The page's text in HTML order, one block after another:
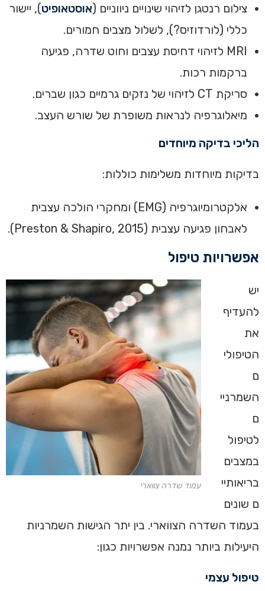
צילום רנטגן לזיהוי שינויים ניווניים (אוסטאופיט), יישור
כללי (לורדוזיס?), לשלול מצבים חמורים.
MRI לזיהוי דחיסת עצבים וחוט שדרה, פגיעה
ברקמות רכות.
סריקת CT לזיהוי של נזקים גרמיים כגון שברים.
מיאלוגרפיה לנראות משופרת של שורש העצב.
הליכי בדיקה מיוחדים‏
‏בדיקות מיוחדות משלימות כוללות:‏
‏אלקטרומיוגרפיה (EMG) ומחקרי הולכה עצבית
לאבחון פגיעה עצבית (Preston & Shapiro, 2015).‏
‏אפשרויות טיפול‏
עמוד שדרה צווארי
יש
להעדיף
את
הטיפולי
ם
השמרניי
ם
לטיפול
במצבים
בריאותיי
ם שונים
בעמוד השדרה הצווארי. בין יתר הגישות השמרניות
היעילות ביותר נמנה אפשרויות כגון:‏
‏טיפול עצמי